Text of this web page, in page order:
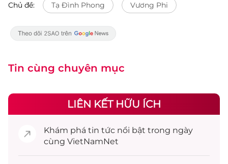
Chủ đề: Tạ Đình Phong Vương Phi
Tin cùng chuyên mục
LIÊN KẾT HỮU ÍCH
Khám phá tin tức nổi bật trong ngày
cùng VietNamNet